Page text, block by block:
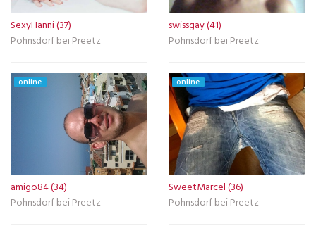
SexyHanni (37)
Pohnsdorf bei Preetz
swissgay (41)
Pohnsdorf bei Preetz
online
amigo84 (34)
Pohnsdorf bei Preetz
online
SweetMarcel (36)
Pohnsdorf bei Preetz